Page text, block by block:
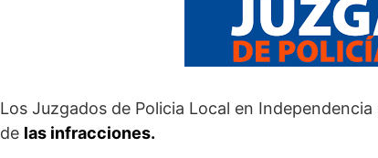
Los Juzgados de Policia Local en
de las infracciones.